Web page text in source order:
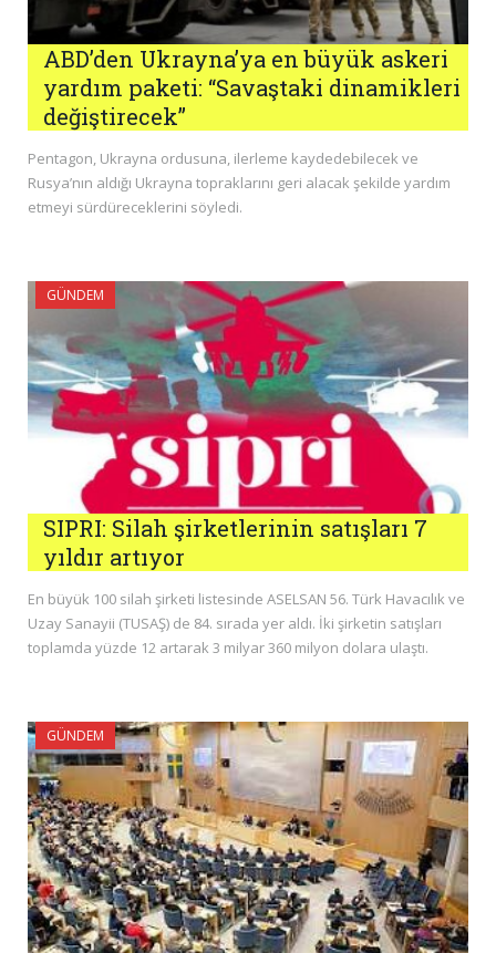
ABD’den Ukrayna’ya en büyük askeri
yardım paketi: “Savaştaki dinamikleri
değiştirecek”
Pentagon, Ukrayna ordusuna, ilerleme kaydedebilecek ve
Rusya’nın aldığı Ukrayna topraklarını geri alacak şekilde yardım
etmeyi sürdüreceklerini söyledi.
GÜNDEM
SIPRI: Silah şirketlerinin satışları 7
yıldır artıyor
En büyük 100 silah şirketi listesinde ASELSAN 56. Türk Havacılık ve
Uzay Sanayii (TUSAŞ) de 84. sırada yer aldı. İki şirketin satışları
toplamda yüzde 12 artarak 3 milyar 360 milyon dolara ulaştı.
GÜNDEM